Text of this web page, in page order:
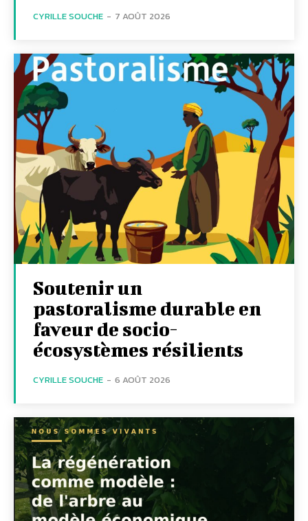
CYRILLE SOUCHE - 7 AOÛT 2026
Soutenir un
pastoralisme durable en
faveur de socio-
écosystèmes résilients
CYRILLE SOUCHE - 6 AOÛT 2026